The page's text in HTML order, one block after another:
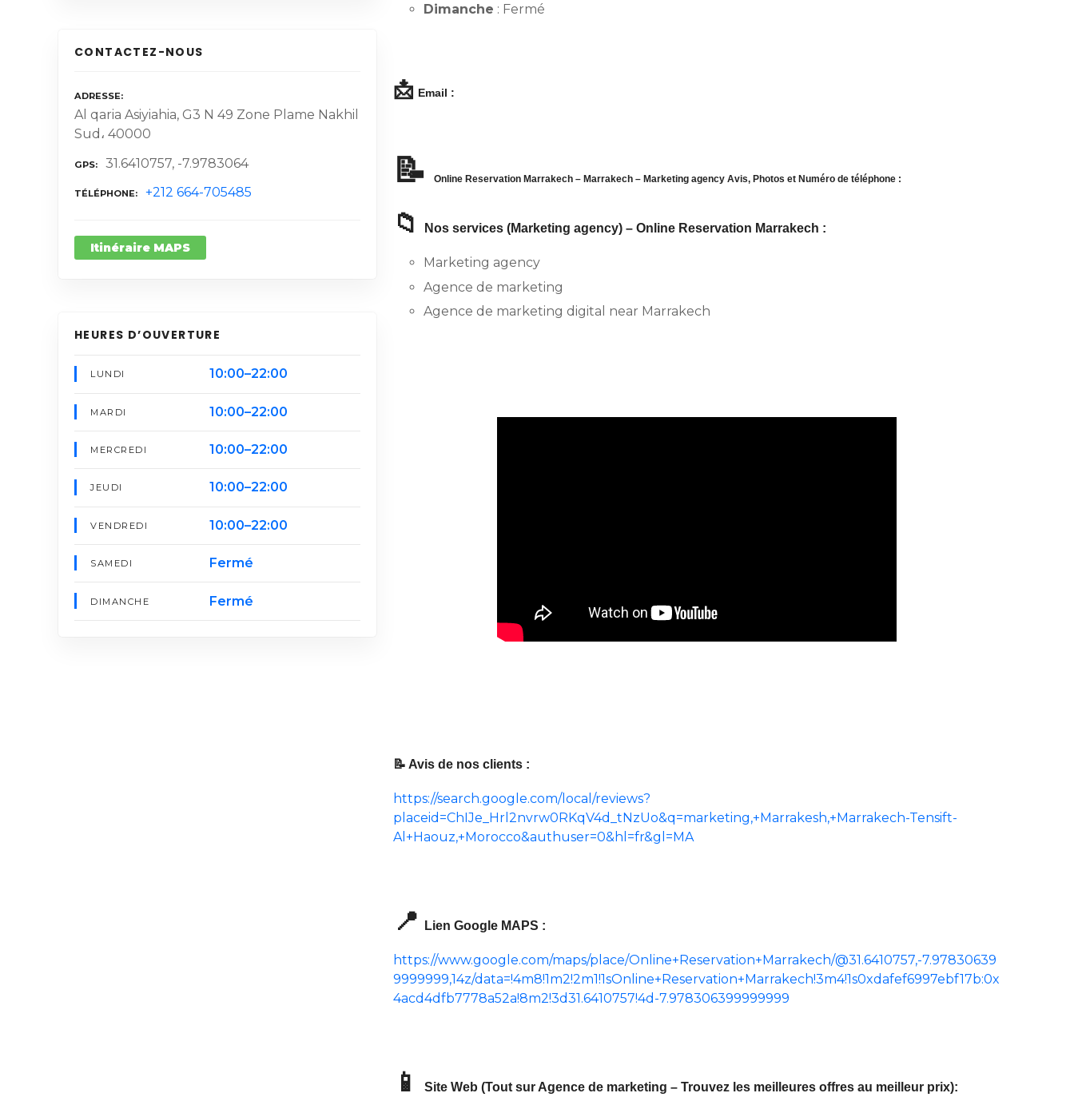
CONTACTEZ-NOUS
ADRESSE
Al qaria Asiyiahia, G3 N 49 Zone Plame Nakhil
Sud، 40000
GPS 31.6410757, -7.9783064
TÉLÉPHONE +212 664-705485
Itinéraire MAPS
HEURES D’OUVERTURE
LUNDI 10:00–22:00
MARDI 10:00–22:00
MERCREDI 10:00–22:00
JEUDI 10:00–22:00
VENDREDI 10:00–22:00
SAMEDI Fermé
DIMANCHE Fermé
Dimanche : Fermé
📩 Email :
📝 Online Reservation Marrakech – Marrakech – Marketing agency Avis, Photos et Numéro de téléphone :
📁 Nos services (Marketing agency) – Online Reservation Marrakech :
Marketing agency
Agence de marketing
Agence de marketing digital near Marrakech
📝 Avis de nos clients :
https://search.google.com/local/reviews?
placeid=ChIJe_Hrl2nvrw0RKqV4d_tNzUo&q=marketing,+Marrakesh,+Marrakech-Tensift-
Al+Haouz,+Morocco&authuser=0&hl=fr&gl=MA
📍 Lien Google MAPS :
https://www.google.com/maps/place/Online+Reservation+Marrakech/@31.6410757,-7.97830639
9999999,14z/data=!4m8!1m2!2m1!1sOnline+Reservation+Marrakech!3m4!1s0xdafef6997ebf17b:0x
4acd4dfb7778a52a!8m2!3d31.6410757!4d-7.978306399999999
📱 Site Web (Tout sur Agence de marketing – Trouvez les meilleures offres au meilleur prix):